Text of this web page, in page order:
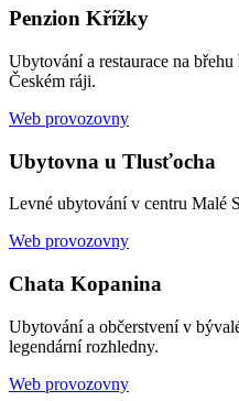
Penzion Křížky
Ubytování a restaurace na
Českém ráji.
Web provozovny
Ubytovna u Tlusťocha
Levné ubytování v centru Malé
Web provozovny
Chata Kopanina
Ubytování a občerstvení v
legendární rozhledny.
Web provozovny